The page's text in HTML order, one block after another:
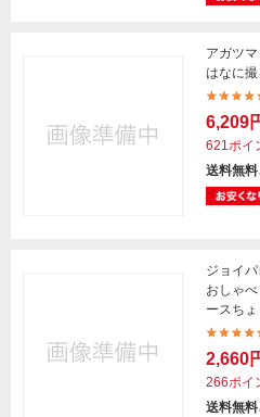
アガツ
はなに
6,209
621ポイ
送料無料
ジョイ
おしゃ
ースちょ
2,660
266ポイ
送料無料